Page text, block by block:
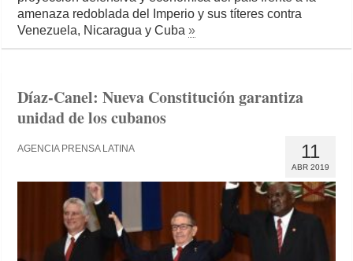
amenaza redoblada del Imperio y sus títeres contra
Venezuela, Nicaragua y Cuba»
Díaz-Canel: Nueva Constitución garantiza
unidad de los cubanos
11
ABR 2019
AGENCIA PRENSA LATINA